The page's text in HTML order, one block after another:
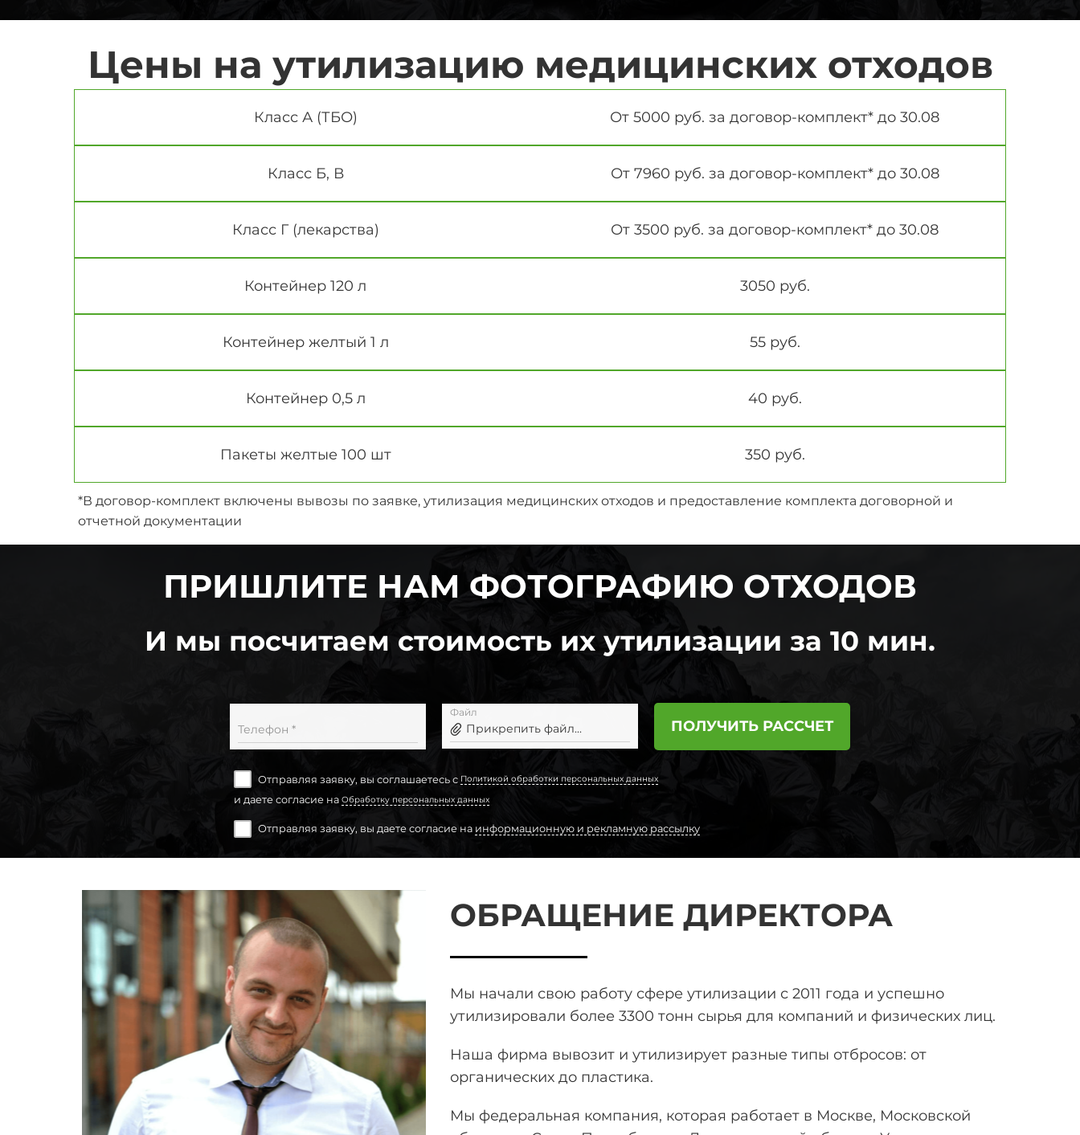
Цены на утилизацию медицинских отходов
Класс А (ТБО) От 5000 руб. за договор-комплект* до 30.08
Класс Б, В От 7960 руб. за договор-комплект* до 30.08
Класс Г (лекарства) От 3500 руб. за договор-комплект* до 30.08
Контейнер 120 л 3050 руб.
Контейнер желтый 1 л 55 руб.
Контейнер 0,5 л 40 руб.
Пакеты желтые 100 шт 350 руб.
*В договор-комплект включены вывозы по заявке, утилизация медицинских отходов и предоставление комплекта договорной и
отчетной документации
ПРИШЛИТЕ НАМ ФОТОГРАФИЮ ОТХОДОВ
И мы посчитаем стоимость их утилизации за 10 мин.
Телефон *
Файл
Прикрепить файл... ПОЛУЧИТЬ РАССЧЕТ
Отправляя заявку, вы соглашаетесь с Политикой обработки персональных данных
и даете согласие на Обработку персональных данных
Отправляя заявку, вы даете согласие на информационную и рекламную рассылку
ОБРАЩЕНИЕ ДИРЕКТОРА
Мы начали свою работу сфере утилизации с 2011 года и успешно
утилизировали более 3300 тонн сырья для компаний и физических лиц.
Наша фирма вывозит и утилизирует разные типы отбросов: от
органических до пластика.
Мы федеральная компания, которая работает в Москве, Московской